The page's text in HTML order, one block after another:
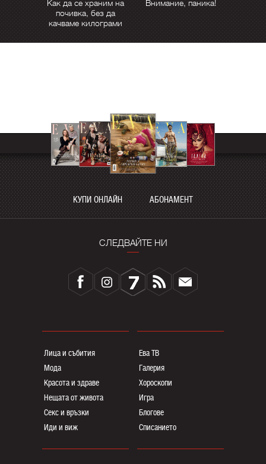
Как да се храним на
почивка, без да
качваме килограми
Внимание, паника!
КУПИ ОНЛАЙН АБОНАМЕНТ
СЛЕДВАЙТЕ НИ
Лица и събития
Мода
Красота и здраве
Нещата от живота
Секс и връзки
Иди и виж
Ева ТВ
Галерия
Хороскопи
Игра
Блогoве
Списанието